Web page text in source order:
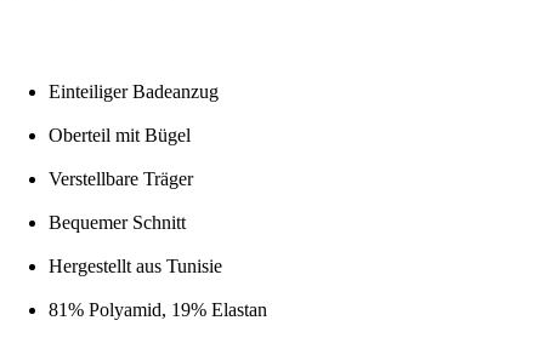
Einteiliger Badeanzug
Oberteil mit Bügel
Verstellbare Träger
Bequemer Schnitt
Hergestellt aus Tunisie
81% Polyamid, 19% Elastan